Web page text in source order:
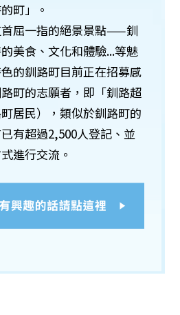
町」。
屈一指的絕景景點——釧
美食、文化和體驗...等魅
的釧路町目前正在招募感
町的志願者，即「釧路超
居民），類似於釧路町的
有超過2,500人登記、並
進行交流。